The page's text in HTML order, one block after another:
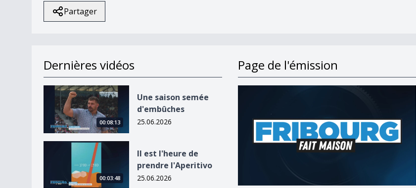
Partager
Dernières vidéos
Une saison semée d&#039;embûches
00:08:13
Une saison semée
d'embûches
25.06.2026
Il est l&#039;heure de prendre l&#039;Aperitivo
00:03:48
Il est l'heure de
prendre l'Aperitivo
25.06.2026
Page de l'émission